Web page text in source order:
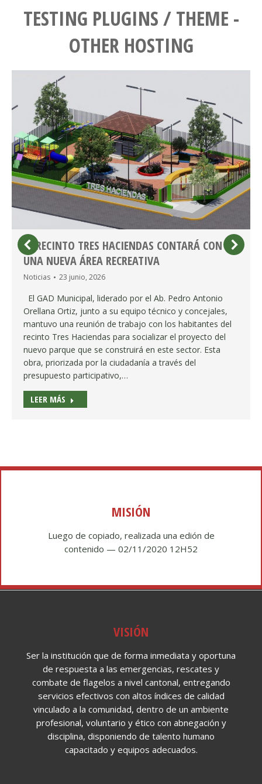
TESTING PLUGINS / THEME -
OTHER HOSTING
EL RECINTO TRES HACIENDAS CONTARÁ CON
UNA NUEVA ÁREA RECREATIVA
Noticias 23 junio, 2026
El GAD Municipal, liderado por el Ab. Pedro Antonio
Orellana Ortiz, junto a su equipo técnico y concejales,
mantuvo una reunión de trabajo con los habitantes del
recinto Tres Haciendas para socializar el proyecto del
nuevo parque que se construirá en este sector. Esta
obra, priorizada por la ciudadanía a través del
presupuesto participativo,…
LEER MÁS
MISIÓN
Luego de copiado, realizada una edión de
contenido — 02/11/2020 12H52
VISIÓN
Ser la institución que de forma inmediata y oportuna
de respuesta a las emergencias, rescates y
combate de flagelos a nivel cantonal, entregando
servicios efectivos con altos índices de calidad
vinculado a la comunidad, dentro de un ambiente
profesional, voluntario y ético con abnegación y
disciplina, disponiendo de talento humano
capacitado y equipos adecuados.